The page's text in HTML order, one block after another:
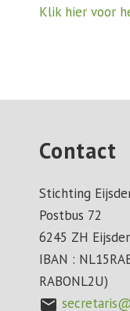
Klik hier voor
Contact
Stichting
Postbus 72
6245 ZH
IBAN :
RABONL2U)
mail